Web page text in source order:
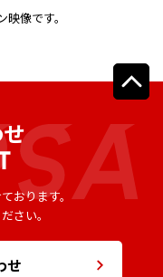
像です。
おります。
さい。
せ